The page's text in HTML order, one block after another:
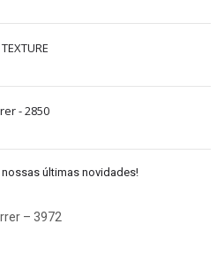
- 2850
últimas novidades!